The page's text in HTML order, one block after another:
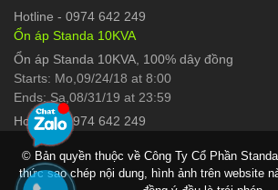
Hotline - 0974 642 249
Ổn áp Standa 10KVA
Ổn áp Standa 10KVA, 100% dây đồng
Starts: Mo,09/24/18 at 8:00
Ends: Sa,08/31/19 at 23:59
Hotline-0974 642 249
© Bản quyền thuộc về Công Ty Cổ Phần
thức sao chép nội dung, hình ảnh trên website